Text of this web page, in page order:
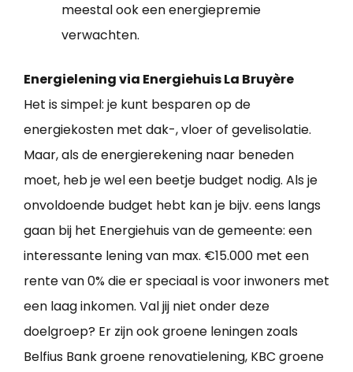
meestal ook een energiepremie
verwachten.
Energielening via Energiehuis La Bruyère
Het is simpel: je kunt besparen op de
energiekosten met dak-, vloer of gevelisolatie.
Maar, als de energierekening naar beneden
moet, heb je wel een beetje budget nodig. Als je
onvoldoende budget hebt kan je bijv. eens langs
gaan bij het Energiehuis van de gemeente: een
interessante lening van max. €15.000 met een
rente van 0% die er speciaal is voor inwoners met
een laag inkomen. Val jij niet onder deze
doelgroep? Er zijn ook groene leningen zoals
Belfius Bank groene renovatielening, KBC groene